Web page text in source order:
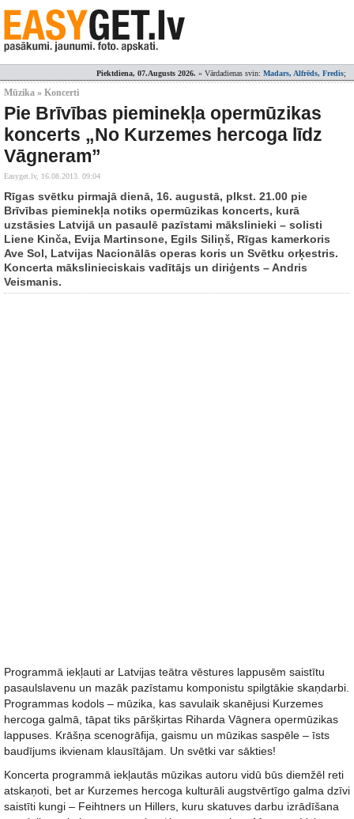
Piektdiena, 07.Augusts 2026. » Vārdadienas svin: Madars, Alfrēds, Fredis;
Mūzika » Koncerti
Pie Brīvības pieminekļa opermūzikas
koncerts „No Kurzemes hercoga līdz
Vāgneram”
Easyget.lv, 16.08.2013. 09:04
Rīgas svētku pirmajā dienā, 16. augustā, plkst. 21.00 pie
Brīvības pieminekļa notiks opermūzikas koncerts, kurā
uzstāsies Latvijā un pasaulē pazīstami mākslinieki – solisti
Liene Kinča, Evija Martinsone, Egils Siliņš, Rīgas kamerkoris
Ave Sol, Latvijas Nacionālās operas koris un Svētku orķestris.
Koncerta mākslinieciskais vadītājs un diriģents – Andris
Veismanis.
Programmā iekļauti ar Latvijas teātra vēstures lappusēm saistītu
pasaulslavenu un mazāk pazīstamu komponistu spilgtākie skaņdarbi.
Programmas kodols – mūzika, kas savulaik skanējusi Kurzemes
hercoga galmā, tāpat tiks pāršķirtas Riharda Vāgnera opermūzikas
lappuses. Krāšņa scenogrāfija, gaismu un mūzikas saspēle – īsts
baudījums ikvienam klausītājam. Un svētki var sākties!
Koncerta programmā iekļautās mūzikas autoru vidū būs diemžēl reti
atskaņoti, bet ar Kurzemes hercoga kulturāli augstvērtīgo galma dzīvi
saistīti kungi – Feihtners un Hillers, kuru skatuves darbu izrādīšana